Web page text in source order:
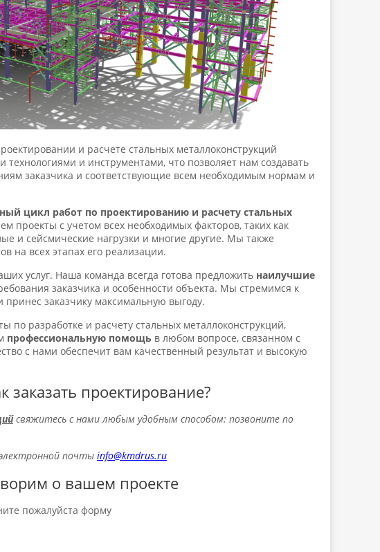
и расчете стальных металлоконструкций
и инструментами, что позволяет нам создавать
заказчика и соответствующие всем необходимым нормам и
цикл работ по проектированию и расчету стальных
проекты с учетом всех необходимых факторов, таких как
и сейсмические нагрузки и многие другие. Мы также
на всех этапах его реализации.
услуг. Наша команда всегда готова предложить наилучшие
заказчика и особенности объекта. Мы стремимся к
заказчику максимальную выгоду.
разработке и расчету стальных металлоконструкций,
профессиональную помощь в любом вопросе, связанном с
с нами обеспечит вам качественный результат и высокую
заказать проектирование?
свяжитесь с нами любым удобным способом: позвоните по
почты info@kmdrus.ru
о вашем проекте
пожалуйста форму